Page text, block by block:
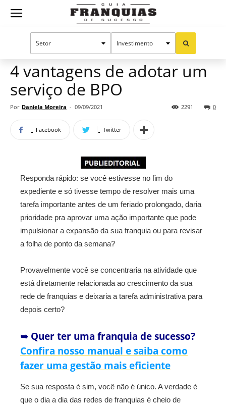
Guia
Manual do sucesso Publieditorial
4 vantagens de adotar um
serviço de BPO
Por Daniela Moreira - 09/09/2021 0
2291
Facebook Twitter
Responda rápido: se você estivesse no fim do
expediente e só tivesse tempo de resolver mais uma
tarefa importante antes de um feriado prolongado, daria
prioridade pra aprovar uma ação importante que pode
impulsionar a expansão da sua franquia ou para revisar
a folha de ponto da semana?
Provavelmente você se concentraria na atividade que
está diretamente relacionada ao crescimento da sua
rede de franquias e deixaria a tarefa administrativa para
depois certo?
➥ Quer ter uma franquia de sucesso?
Confira nosso manual e saiba como
fazer uma gestão mais eficiente
Se sua resposta é sim, você não é único. A verdade é
que o dia a dia das redes de franquias é cheio de